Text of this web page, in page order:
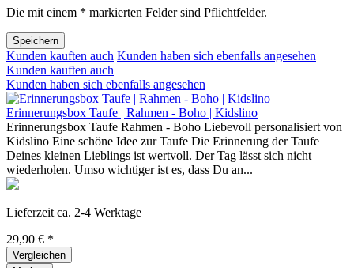
Die mit einem * markierten Felder sind Pflichtfelder.
Speichern
Kunden kauften auch Kunden haben sich ebenfalls angesehen
Kunden kauften auch
Kunden haben sich ebenfalls angesehen
Erinnerungsbox Taufe | Rahmen - Boho | Kidslino
Erinnerungsbox Taufe Rahmen - Boho Liebevoll personalisiert von
Kidslino Eine schöne Idee zur Taufe Die Erinnerung der Taufe
Deines kleinen Lieblings ist wertvoll. Der Tag lässt sich nicht
wiederholen. Umso wichtiger ist es, dass Du an...
Lieferzeit ca. 2-4 Werktage
29,90 € *
Vergleichen